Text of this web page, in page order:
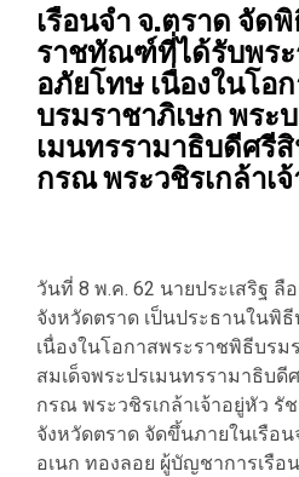
เรือนจำ จ.ตราด จัด
ราชทัณฑ์ที่ได้รับพร
อภัยโทษ เนื่องในโอ
บรมราชาภิเษก พระ
เมนทรรามาธิบดีศรี
กรณ พระวชิรเกล้าเ
วันที่ 8 พ.ค. 62 นายประเสริฐ
จังหวัดตราด เป็นประธานในพิ
เนื่องในโอกาสพระราชพิธีบรม
สมเด็จพระปรเมนทรรามาธิบ
กรณ พระวชิรเกล้าเจ้าอยู่หัว รั
จังหวัดตราด จัดขึ้นภายในเรือ
อเนก ทองลอย ผู้บัญชาการเรือ